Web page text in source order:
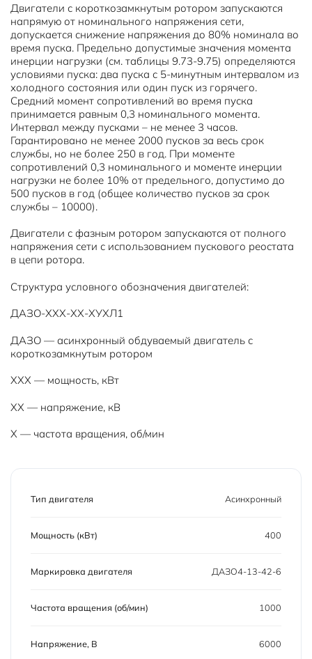
Двигатели с короткозамкнутым ротором запускаются
напрямую от номинального напряжения сети,
допускается снижение напряжения до 80% номинала во
время пуска. Предельно допустимые значения момента
инерции нагрузки (см. таблицы 9.73-9.75) определяются
условиями пуска: два пуска с 5-минутным интервалом из
холодного состояния или один пуск из горячего.
Средний момент сопротивлений во время пуска
принимается равным 0,3 номинального момента.
Интервал между пусками – не менее 3 часов.
Гарантировано не менее 2000 пусков за весь срок
службы, но не более 250 в год. При моменте
сопротивлений 0,3 номинального и моменте инерции
нагрузки не более 10% от предельного, допустимо до
500 пусков в год (общее количество пусков за срок
службы – 10000).
Двигатели с фазным ротором запускаются от полного
напряжения сети с использованием пускового реостата
в цепи ротора.
Структура условного обозначения двигателей:
ДАЗО-ХХХ-ХХ-ХУХЛ1
ДАЗО — асинхронный обдуваемый двигатель с
короткозамкнутым ротором
XXX — мощность, кВт
XX — напряжение, кВ
Х — частота вращения, об/мин
Тип двигателя Асинхронный
Мощность (кВт) 400
Маркировка двигателя ДАЗО4-13-42-6
Частота вращения (об/мин) 1000
Напряжение, В 6000